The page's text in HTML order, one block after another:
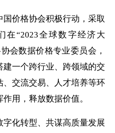
价格协会积极行动，采取
在“2023全球数字经济大
会数据价格专业委员会，
建一个跨行业、跨领域的交
交流交易、人才培养等环
用，释放数据价值。
字化转型、共谋高质量发展